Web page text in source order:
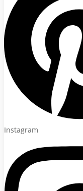
Instagram